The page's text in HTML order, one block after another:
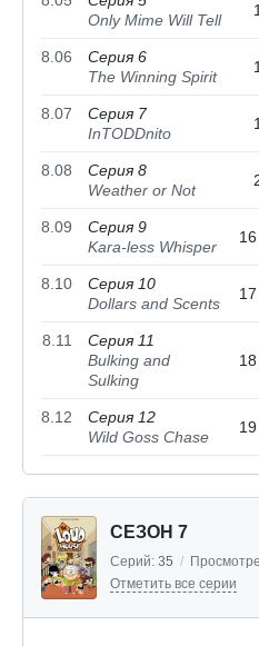
Only Mime Will Tell
8.06
Серия 6
The Winning Spirit
8.07
Серия 7
InTODDnito
8.08
Серия 8
Weather or Not
8.09
Серия 9
Kara-less Whisper
8.10
Серия 10
Dollars and Scents
8.11
Серия 11
Bulking and
Sulking
8.12
Серия 12
Wild Goss Chase
СЕЗОН 7
Серий: 35 /
Отметить все серии